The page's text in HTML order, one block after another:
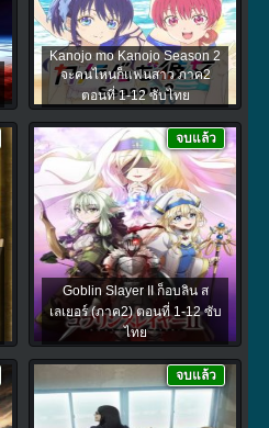
Kanojo mo Kanojo Season 2
จะคนไหนก็แฟนสาว ภาค2
ตอนที่ 1-12 ซับไทย
Goblin Slayer II ก็อบลิน ส
เลเยอร์ (ภาค2) ตอนที่ 1-12 ซับ
ไทย
จบแล้ว
จบแล้ว